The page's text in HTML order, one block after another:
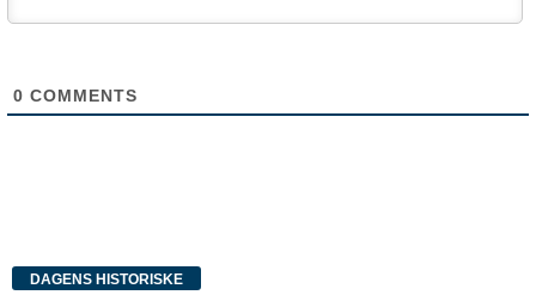
0 COMMENTS
DAGENS HISTORISKE